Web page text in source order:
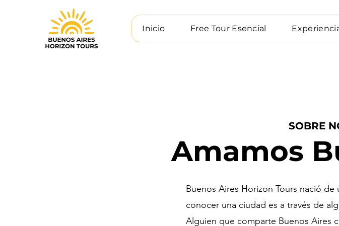
Inicio Free Tour Esencial
SOBRE
Amamos
Buenos Aires Horizon Tours nació
conocer una ciudad es a través de
Alguien que comparte Buenos Aires